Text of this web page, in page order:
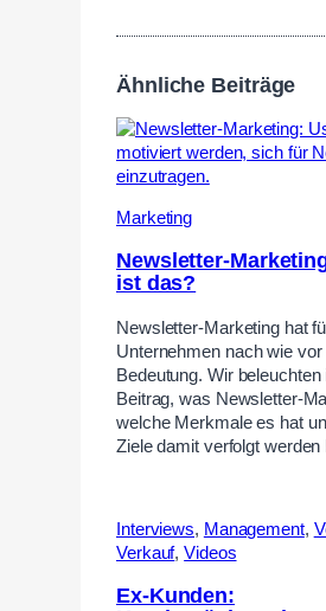
Ähnliche Beiträge
Marketing
Newsletter-
ist das?
Newsletter-Marketing hat
Unternehmen nach wie
Bedeutung. Wir
Beitrag, was Newsletter-
welche Merkmale es hat
Ziele damit verfolgt werden
Interviews, Management,
Verkauf,Videos
Ex-Kunden: